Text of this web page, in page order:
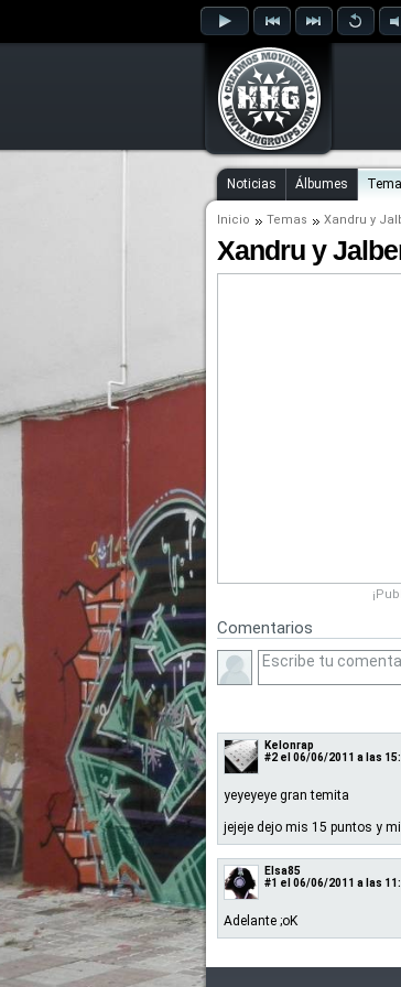
Noticias Álbumes
Inicio Temas Xandru y
Xandru y
Comentarios
Kelonrap
#2 el 06/06/2011 a las
yeyeyeye gran temita
jejeje dejo mis 15 puntos y
Elsa85
#1 el 06/06/2011 a las
Adelante ;oK